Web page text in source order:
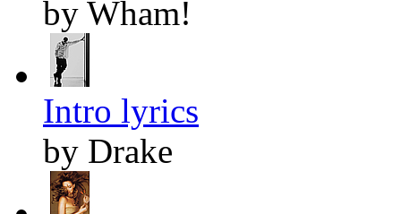
by Wham!
Intro lyrics
by Drake